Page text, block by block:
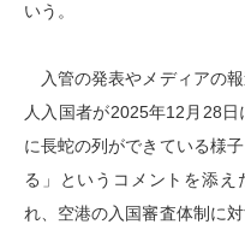
いう。
入管の発表やメディアの
人入国者が2025年12月28
に長蛇の列ができている様
る」というコメントを添え
れ、空港の入国審査体制に